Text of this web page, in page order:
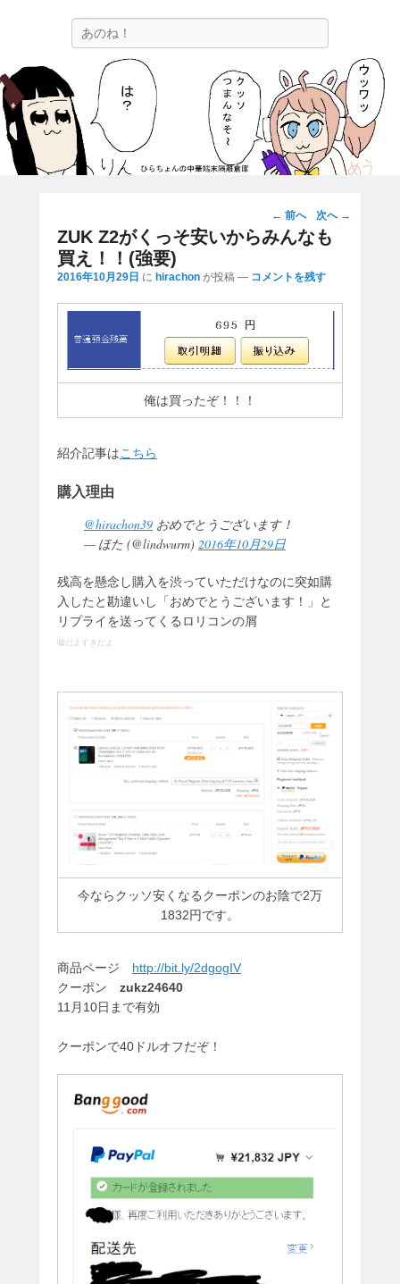
ひらちょんの中華端末隔離倉庫
ほたがページ上部にある検索バーを消してくれたサイトです。
投
稿
ビ
ョ
ン
← 前へ 次へ →
ZUK Z2がくっそ安いからみんなも
買え！！(強要)
2016年10月29日 に hirachon が投稿 — コメントを残す
俺は買ったぞ！！！
紹介記事はこちら
購入理由
@hirachon39 おめでとうございます！
— ほた (@lindwurm) 2016年10月29日
残高を懸念し購入を渋っていただけなのに突如購
入したと勘違いし「おめでとうございます！」と
リプライを送ってくるロリコンの屑
嘘だよすきだよ
今ならクッソ安くなるクーポンのお陰で2万
1832円です。
商品ページ http://bit.ly/2dgogIV
クーポン zukz24640
11月10日まで有効
クーポンで40ドルオフだぞ！